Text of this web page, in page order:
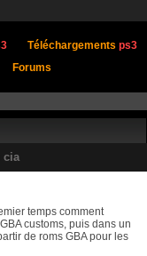
Téléchargements ps3
Forums
cia
temps comment
customs, puis dans un
de roms GBA pour les